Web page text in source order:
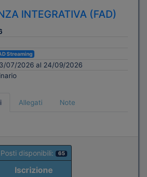
INTEGRATIVA (FAD)
Streaming
07/2026 al 24/09/2026
Allegati
Note
Posti disponibili: 65
Iscrizione